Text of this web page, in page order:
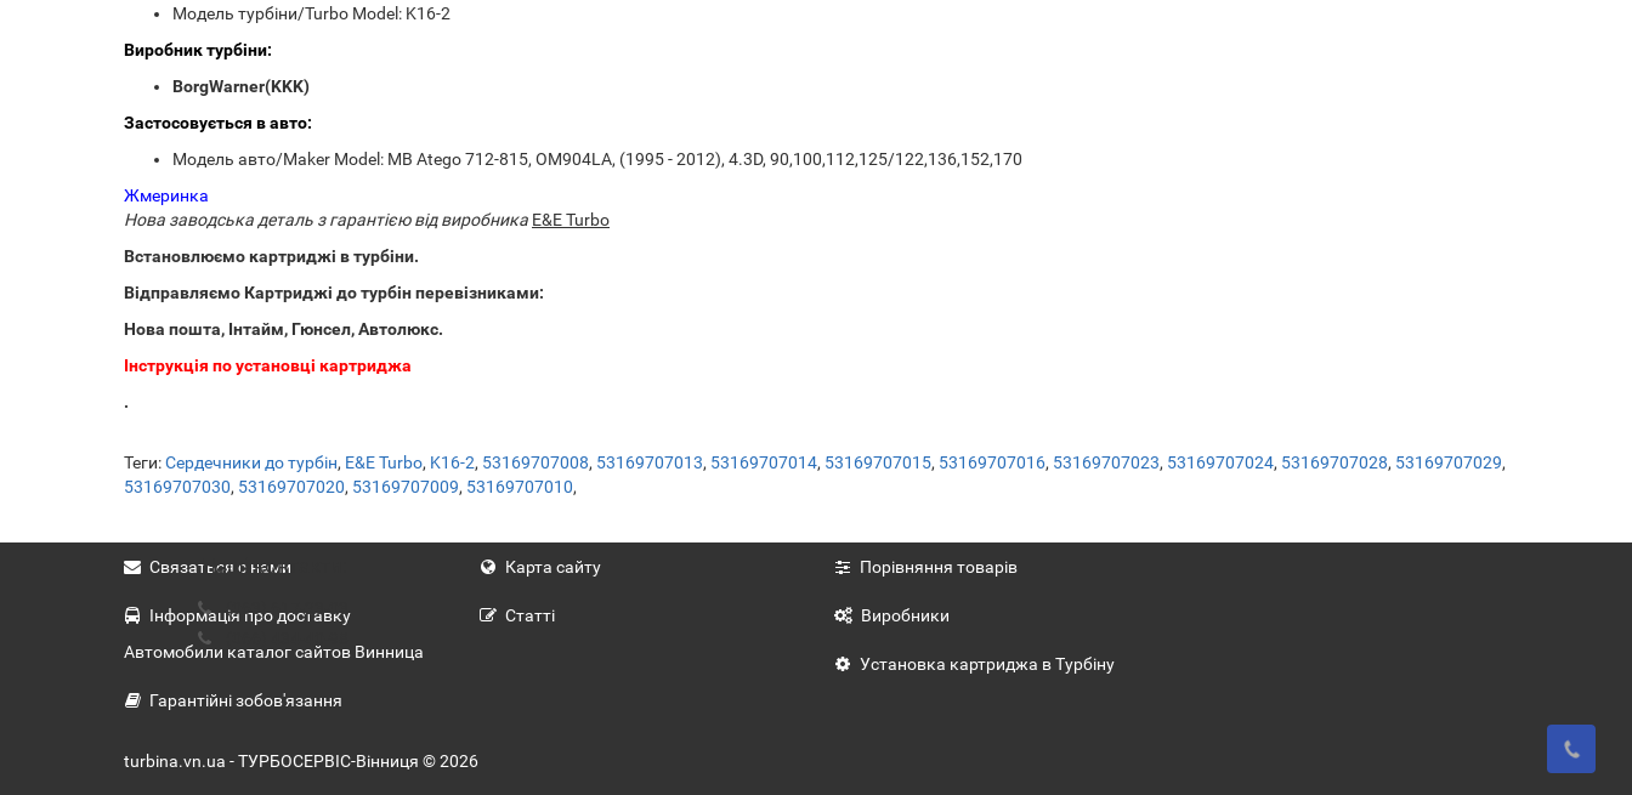
Модель турбіни/Turbo Model: K16-2
Виробник турбіни:
BorgWarner(KKK)
Застосовується в авто:
Модель авто/Maker Model: MB Atego 712-815, OM904LA, (1995 - 2012), 4.3D, 90,100,112,125/122,136,152,170
Жмеринка
Нова заводська деталь з гарантією від виробника E&E Turbo
Встановлюємо картриджі в турбіни.
Відправляємо Картриджі до турбін перевізниками:
Нова пошта, Інтайм, Гюнсел, Автолюкс.
Інструкція по установці картриджа
.
Теги:Сердечники до турбін, E&E Turbo, K16-2, 53169707008, 53169707013, 53169707014, 53169707015, 53169707016, 53169707023, 53169707024, 53169707028, 53169707029,
53169707030, 53169707020, 53169707009, 53169707010,
Наші контакти:
(063) 617-23-03
Связаться с нами
Інформація про доставку
Автомобили каталог сайтов Винница
Карта сайту
Статті
Порівняння товарів
Виробники
Установка картриджа в Турбіну
Гарантійні зобов'язання
turbina.vn.ua - ТУРБОСЕРВІС-Вінниця © 2026